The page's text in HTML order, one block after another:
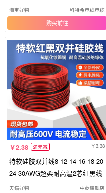
线
淘宝好物 科特希电线电缆
购买
2.38 满元减 3.38
特软硅胶双并线8 12 14 16 18 20
24 30AWG超柔耐高温2芯红黑线
天猫好物 中菱旗舰店